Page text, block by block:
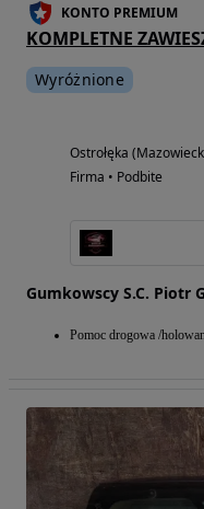
KONTO PREMIUM
Wyróżnione
Ostrołęka
Firma • Podbite
Gumkowscy S.C. Piotr
Pomoc drogowa /